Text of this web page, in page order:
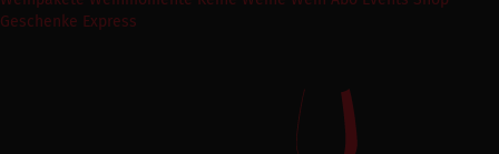
Geschenke Express